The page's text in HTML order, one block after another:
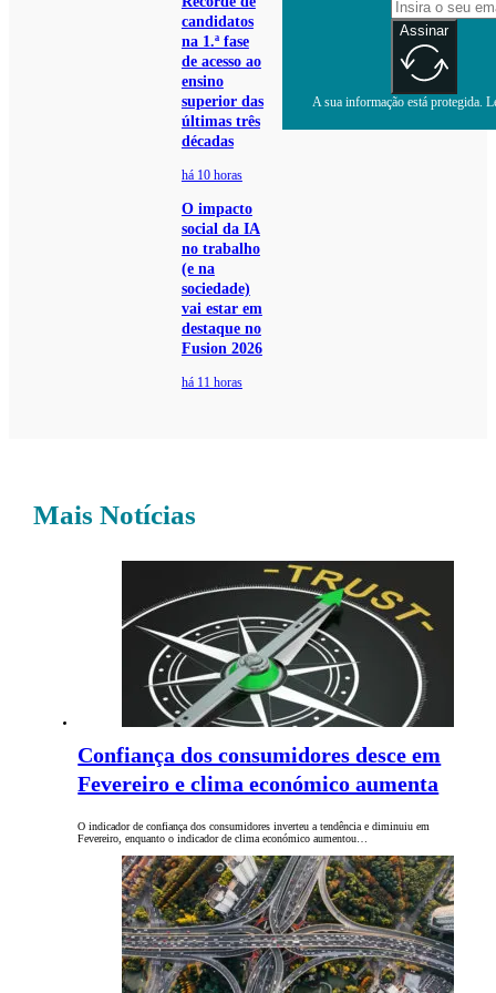
candidatos
na 1.ª fase
de acesso ao
ensino
superior das
últimas três
décadas
há 10 horas
O impacto
social da IA
no trabalho
(e na
sociedade)
vai estar em
destaque no
Fusion 2026
há 11 horas
Assinar
A sua informação está protegida.
Mais Notícias
Confiança dos consumidores desce em
Fevereiro e clima económico aumenta
O indicador de confiança dos consumidores inverteu a tendência e diminuiu em
Fevereiro, enquanto o indicador de clima económico aumentou…